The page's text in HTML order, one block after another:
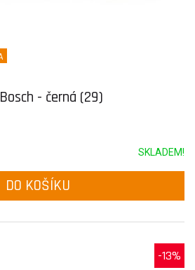
- černá (29)
SKLADEM!
DO KOŠÍKU
-13%